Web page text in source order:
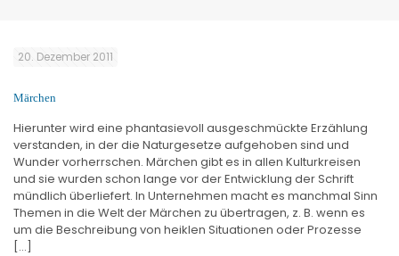
20. Dezember 2011
Märchen
Hierunter wird eine phantasievoll ausgeschmückte Erzählung
verstanden, in der die Naturgesetze aufgehoben sind und
Wunder vorherrschen. Märchen gibt es in allen Kulturkreisen
und sie wurden schon lange vor der Entwicklung der Schrift
mündlich überliefert. In Unternehmen macht es manchmal Sinn
Themen in die Welt der Märchen zu übertragen, z. B. wenn es
um die Beschreibung von heiklen Situationen oder Prozesse
[…]